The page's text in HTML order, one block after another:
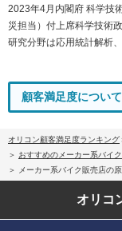
2023年4月内閣府 科学技
災担当）付上席科学技術
研究分野は応用統計解析
顧客満足度について
オリコン顧客満足度ランキング
おすすめのメーカー系バイ
メーカー系バイク販売店の
オリコ